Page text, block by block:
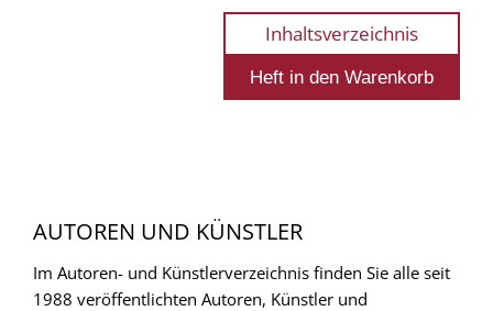
Inhaltsverzeichnis
AUTOREN UND KÜNSTLER
Im Autoren- und Künstlerverzeichnis finden Sie alle seit
1988 veröffentlichten Autoren, Künstler und